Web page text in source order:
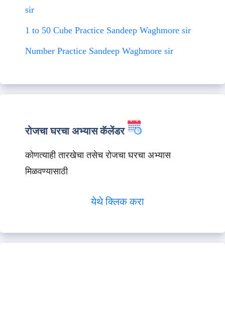
sir
1 to 50 Cube Practice Sandeep Waghmore sir
Number Practice Sandeep Waghmore sir
रोजचा घरचा अभ्यास कॅलेंडर
कोणत्याही तारखेचा तसेच रोजचा घरचा अभ्यास
मिळवण्यासाठी
येथे क्लिक करा